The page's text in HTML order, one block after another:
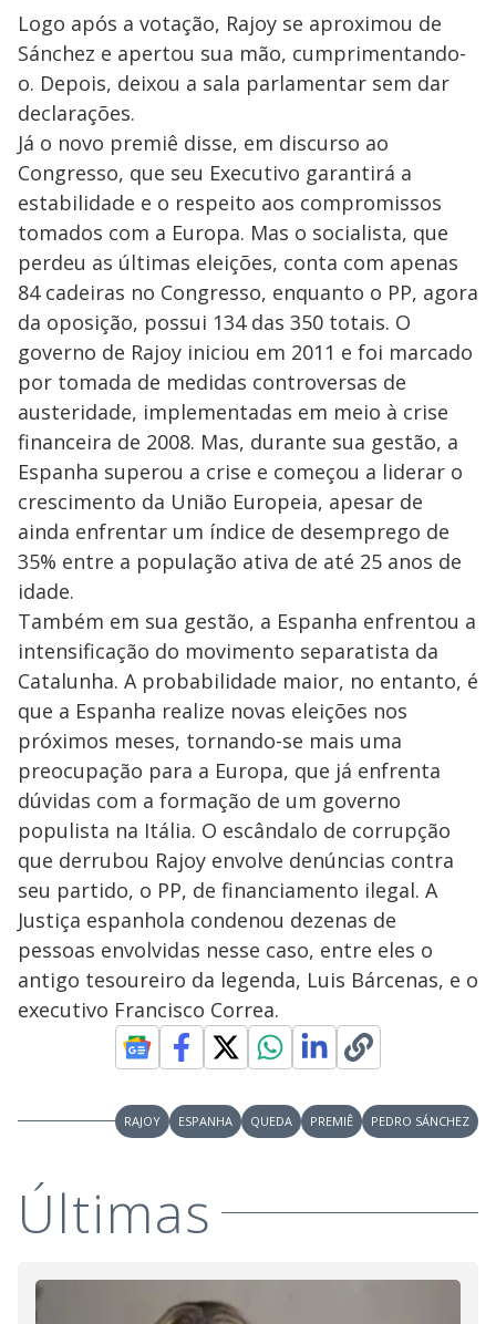
Logo após a votação, Rajoy se aproximou de
Sánchez e apertou sua mão, cumprimentando-
o. Depois, deixou a sala parlamentar sem dar
declarações.
Já o novo premiê disse, em discurso ao
Congresso, que seu Executivo garantirá a
estabilidade e o respeito aos compromissos
tomados com a Europa. Mas o socialista, que
perdeu as últimas eleições, conta com apenas
84 cadeiras no Congresso, enquanto o PP, agora
da oposição, possui 134 das 350 totais. O
governo de Rajoy iniciou em 2011 e foi marcado
por tomada de medidas controversas de
austeridade, implementadas em meio à crise
financeira de 2008. Mas, durante sua gestão, a
Espanha superou a crise e começou a liderar o
crescimento da União Europeia, apesar de
ainda enfrentar um índice de desemprego de
35% entre a população ativa de até 25 anos de
idade.
Também em sua gestão, a Espanha enfrentou a
intensificação do movimento separatista da
Catalunha. A probabilidade maior, no entanto, é
que a Espanha realize novas eleições nos
próximos meses, tornando-se mais uma
preocupação para a Europa, que já enfrenta
dúvidas com a formação de um governo
populista na Itália. O escândalo de corrupção
que derrubou Rajoy envolve denúncias contra
seu partido, o PP, de financiamento ilegal. A
Justiça espanhola condenou dezenas de
pessoas envolvidas nesse caso, entre eles o
antigo tesoureiro da legenda, Luis Bárcenas, e o
executivo Francisco Correa.
RAJOY ESPANHA QUEDA PREMIÊ PEDRO SÁNCHEZ
Últimas